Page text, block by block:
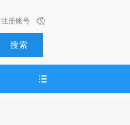
注册账号
搜索